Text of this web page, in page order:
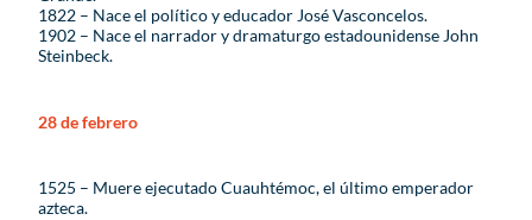
1822 – Nace el político y educador José Vasconcelos.
1902 – Nace el narrador y dramaturgo estadounidense John
Steinbeck.
28 de febrero
1525 – Muere ejecutado Cuauhtémoc, el último emperador
azteca.